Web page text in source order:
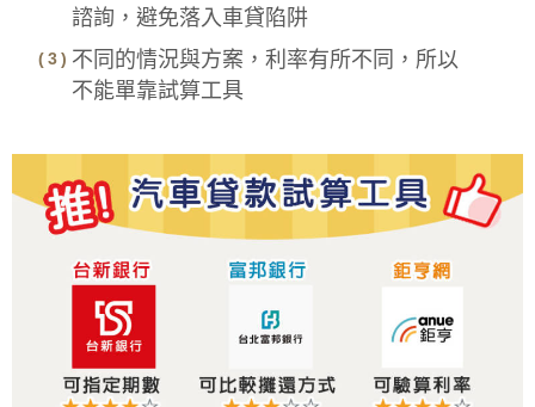
諮詢，避免落入車貸陷阱
不同的情況與方案，利率有所不同，所以
不能單靠試算工具